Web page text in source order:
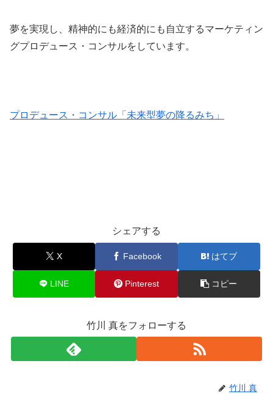
夢を実現し、精神的にも経済的にも自立するマーケティン
グプロデュース・コンサルをしています。
プロデュース・コンサル「未来型夢の降るみち」
シェアする
X Facebook はてブ
LINE Pinterest コピー
竹川 真をフォローする
竹川 真